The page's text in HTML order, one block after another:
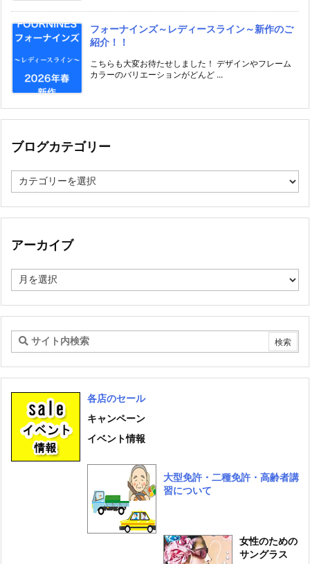
フォーナインズ～レディースライン～新作のご
紹介！！
こちらも大変お待たせしました！ デザインやフレーム
カラーのバリエーションがどんど ...
ブログカテゴリー
ロ
カ
ゴ
ー
アーカイブ
ー
イ
各店のセール
キャンペーン
イベント情報
大型免許・二種免許・高齢者講
習について
女性のための
サングラス